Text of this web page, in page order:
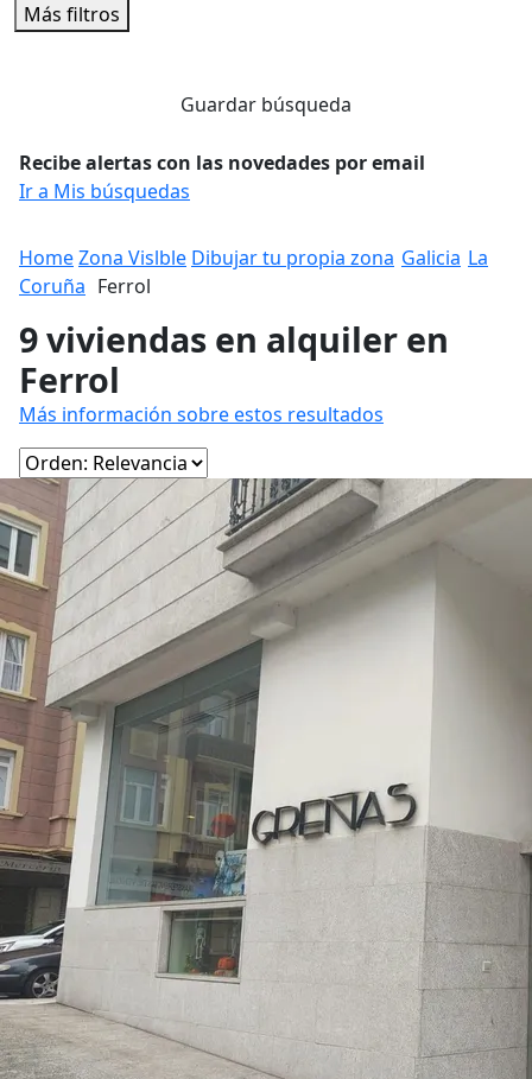
Más filtros
Guardar búsqueda
Recibe alertas con las novedades por email
Ir a Mis búsquedas
HomeZona Vislble Dibujar tu propia zona Galicia La
Coruña Ferrol
9 viviendas en alquiler en
Ferrol
Más información sobre estos resultados